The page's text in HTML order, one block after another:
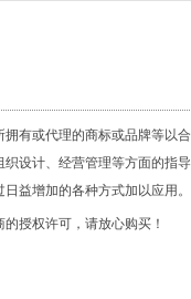
有或代理的商标或品牌等以
计、经营管理等方面的指
益增加的各种方式加以应用。
授权许可，请放心购买！